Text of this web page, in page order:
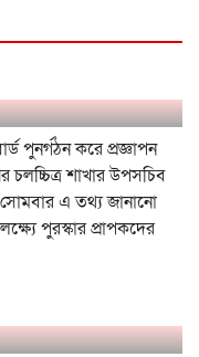
পুনর্গঠন
পুনর্গঠন করে প্রজ্ঞাপন
চলচ্চিত্র শাখার উপসচিব
এ তথ্য জানানো
পুরস্কার প্রাপকদের